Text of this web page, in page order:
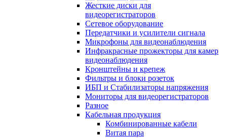
Жесткие диски для
видеорегистраторов
Сетевое оборудование
Передатчики и усилители сигнала
Микрофоны для видеонаблюдения
Инфракрасные прожекторы для камер
видеонаблюдения
Кронштейны и крепеж
Фильтры и блоки розеток
ИБП и Стабилизаторы напряжения
Мониторы для видеорегистраторов
Разное
Кабельная продукция
Комбинированные кабели
Витая пара